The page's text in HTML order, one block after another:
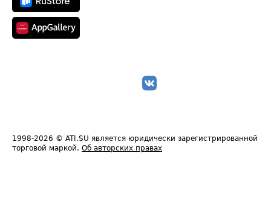
1998-2026 © ATI.SU является юридически зарегистрированной
торговой маркой. Об авторских правах